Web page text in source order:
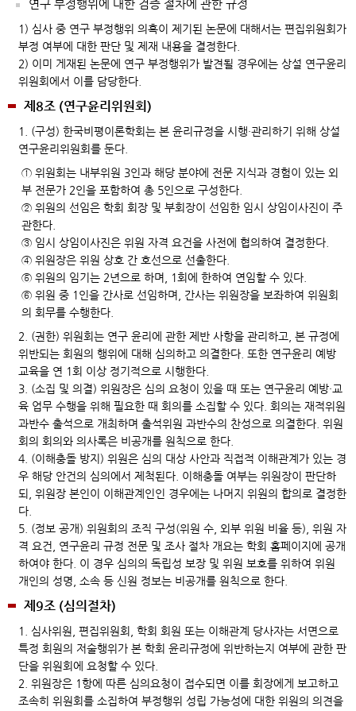
연구 부정행위에 대한 검증 절차에 관한 규정
1) 심사 중 연구 부정행위 의혹이 제기된 논문에 대해서는 편집위원회가
부정 여부에 대한 판단 및 제재 내용을 결정한다.
2) 이미 게재된 논문에 연구 부정행위가 발견될 경우에는 상설 연구윤리
위원회에서 이를 담당한다.
제8조 (연구윤리위원회)
1. (구성) 한국비평이론학회는 본 윤리규정을 시행·관리하기 위해 상설
연구윤리위원회를 둔다.
① 위원회는 내부위원 3인과 해당 분야에 전문 지식과 경험이 있는 외
부 전문가 2인을 포함하여 총 5인으로 구성한다.
② 위원의 선임은 학회 회장 및 부회장이 선임한 임시 상임이사진이 주
관한다.
③ 임시 상임이사진은 위원 자격 요건을 사전에 협의하여 결정한다.
④ 위원장은 위원 상호 간 호선으로 선출한다.
⑤ 위원의 임기는 2년으로 하며, 1회에 한하여 연임할 수 있다.
⑥ 위원 중 1인을 간사로 선임하며, 간사는 위원장을 보좌하여 위원회
의 회무를 수행한다.
2. (권한) 위원회는 연구 윤리에 관한 제반 사항을 관리하고, 본 규정에
위반되는 회원의 행위에 대해 심의하고 의결한다. 또한 연구윤리 예방
교육을 연 1회 이상 정기적으로 시행한다.
3. (소집 및 의결) 위원장은 심의 요청이 있을 때 또는 연구윤리 예방·교
육 업무 수행을 위해 필요한 때 회의를 소집할 수 있다. 회의는 재적위원
과반수 출석으로 개최하며 출석위원 과반수의 찬성으로 의결한다. 위원
회의 회의와 의사록은 비공개를 원칙으로 한다.
4. (이해충돌 방지) 위원은 심의 대상 사안과 직접적 이해관계가 있는 경
우 해당 안건의 심의에서 제척된다. 이해충돌 여부는 위원장이 판단하
되, 위원장 본인이 이해관계인인 경우에는 나머지 위원의 합의로 결정한
다.
5. (정보 공개) 위원회의 조직 구성(위원 수, 외부 위원 비율 등), 위원 자
격 요건, 연구윤리 규정 전문 및 조사 절차 개요는 학회 홈페이지에 공개
하여야 한다. 이 경우 심의의 독립성 보장 및 위원 보호를 위하여 위원
개인의 성명, 소속 등 신원 정보는 비공개를 원칙으로 한다.
제9조 (심의절차)
1. 심사위원, 편집위원회, 학회 회원 또는 이해관계 당사자는 서면으로
특정 회원의 저술행위가 본 학회 윤리규정에 위반하는지 여부에 관한 판
단을 위원회에 요청할 수 있다.
2. 위원장은 1항에 따른 심의요청이 접수되면 이를 회장에게 보고하고
조속히 위원회를 소집하여 부정행위 성립 가능성에 대한 위원의 의견을